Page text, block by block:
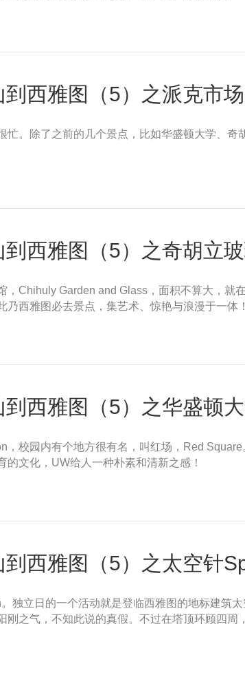
西雅图（5）之派克市
。除了之前的几个景点，比如华盛顿大学、奇
西雅图（5）之奇胡立
，Chihuly Garden and Glass，面积不算大，就
西雅图必去景点，集艺术、惊艳与浪漫于一体！
西雅图（5）之华盛顿
，校园内有个地方很有名，叫红场，Red
文化，UW给人一种朴素和清新之感！
西雅图（5）之太空针
独立日的一个活动就是登临西雅图的地标建筑
刚之气，不知此说的真假。不过在塔顶环顾四